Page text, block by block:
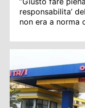
responsabilita’
non era a norma